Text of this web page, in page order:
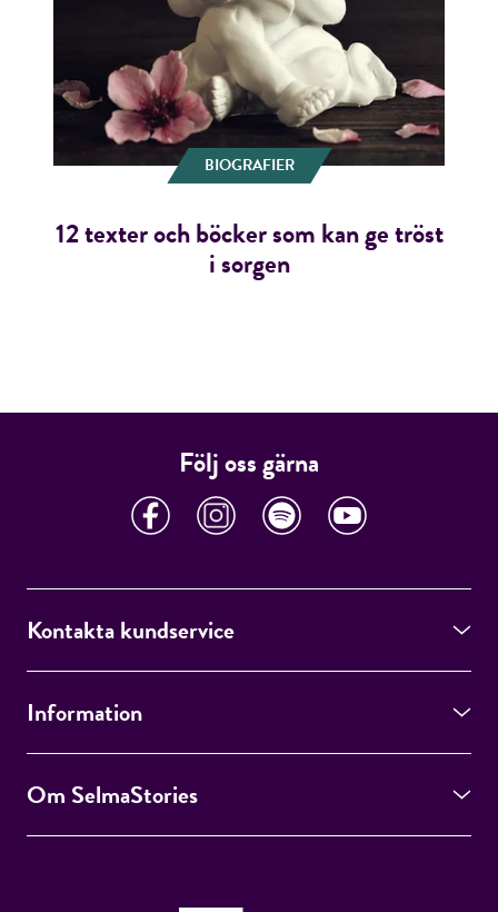
BIOGRAFIER
12 texter och böcker som kan ge tröst
i sorgen
Följ oss gärna
Kontakta kundservice
Information
Om SelmaStories